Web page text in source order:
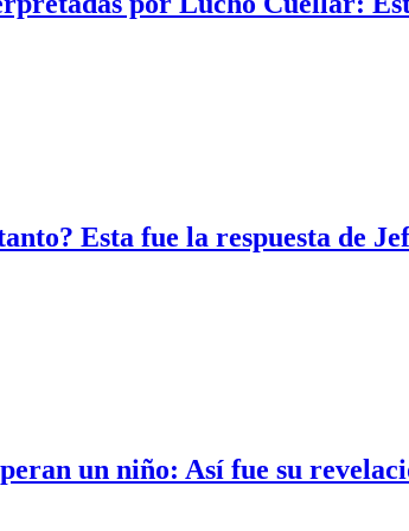
Esta fue la respuesta de
un niño: Así fue su